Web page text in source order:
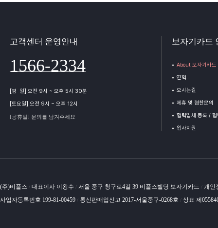
고객센터 운영안내
1566-2334
[평 일] 오전 9시 ~ 오후 5시 30분
[토요일] 오전 9시 ~ 오후 12시
[공휴일] 문의를 남겨주세요
보자기카드
About 보자기카드
연혁
오시는길
제휴 및 협찬문의
협력업체 등록 /
입사지원
(주)비플스 / 대표이사 이왕수 / 서울 중구 청구로4길 39 비플스빌딩 보자기카드 / 개인
사업자등록번호 199-81-00459 / 통신판매업신고 2017-서울중구-0268호 / 상표 제